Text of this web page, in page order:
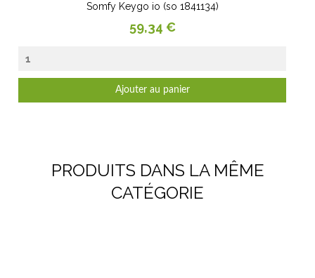
Somfy Keygo io (so 1841134)
Prix
59,34 €
Ajouter au panier
PRODUITS DANS LA MÊME
CATÉGORIE